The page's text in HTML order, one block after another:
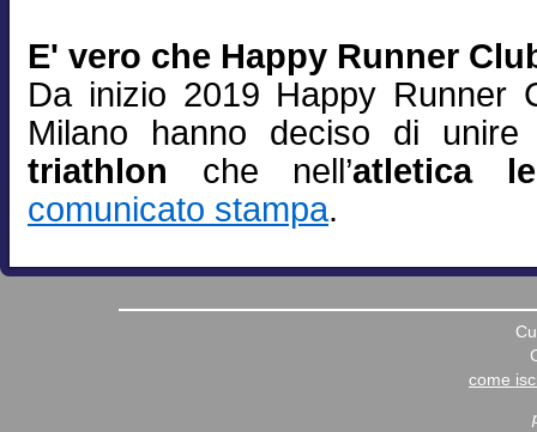
E' vero che Happy Runner
Da inizio 2019 Happy Runner
Milano hanno deciso di
triathlon che nell’atletica
comunicato stampa.
come